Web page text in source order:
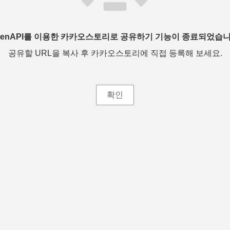
를 이용한 카카오스토리로 공유하기 기능이 종료되었습
공유할 URL을 복사 후 카카오스토리에 직접 등록해 보세요.
확인